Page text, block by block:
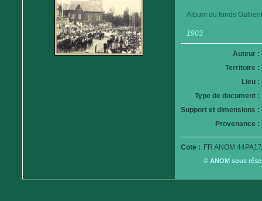
Album du fonds
1903
Auteur :
Territoire :
Lieu :
Type de document :
Support et dimensions :
Provenance :
Cote : FR ANOM
© ANOM sous